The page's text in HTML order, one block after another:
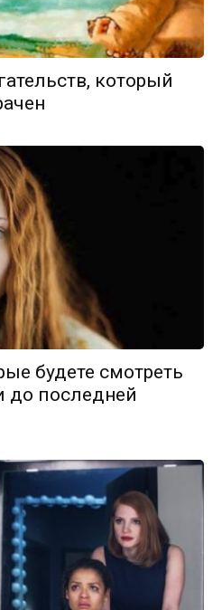
который
будете смотреть
до последней